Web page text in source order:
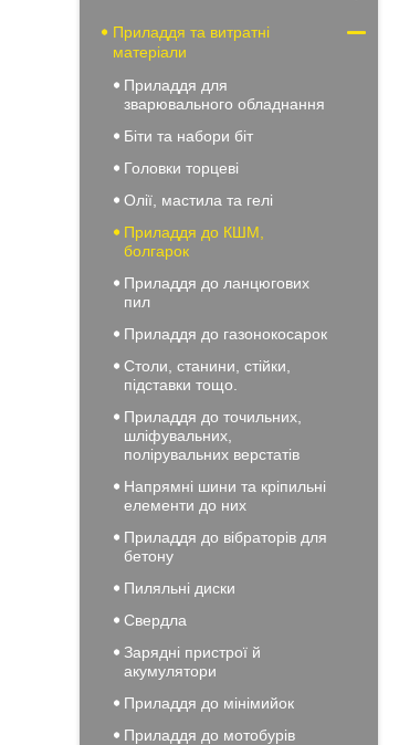
Приладдя та витратні
матеріали
Приладдя для
зварювального обладнання
Біти та набори біт
Головки торцеві
Олії, мастила та гелі
Приладдя до КШМ,
болгарок
Приладдя до ланцюгових
пил
Приладдя до газонокосарок
Столи, станини, стійки,
підставки тощо.
Приладдя до точильних,
шліфувальних,
полірувальних верстатів
Напрямні шини та кріпильні
елементи до них
Приладдя до вібраторів для
бетону
Пиляльні диски
Свердла
Зарядні пристрої й
акумулятори
Приладдя до мінімийок
Приладдя до мотобурів